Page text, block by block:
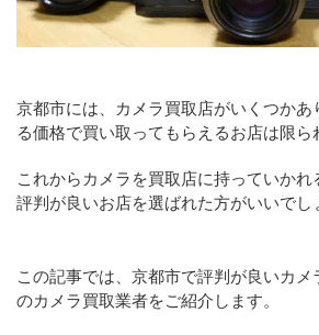
京都市には、カメラ買取店がいくつかあ
る価格で買い取ってもらえるお店は限ら
これからカメラを買取店に持っていかれ
評判が良いお店を選ばれた方がいいでし
この記事では、京都市で評判が良いカ
のカメラ買取業者をご紹介します。